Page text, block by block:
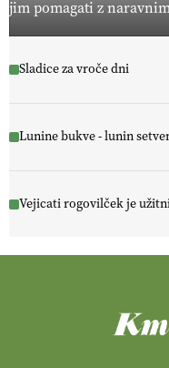
jim pomagati z
Sladice za vroče dni
Lunine bukve - lunin
Vejicati rogovilček je